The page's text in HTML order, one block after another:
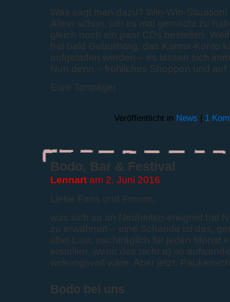
Was sagt man dazu? Win-Win-Situation!
Allein schon, um es mal gemacht zu
gleich noch ein paar CDs bestellen.
hat bald Geburtstag, das Karma-Konto
aufgeladen werden – es lassen sich
Nun denn – fröhliches Shoppen und auf
Eure Tonträger
Veröffentlicht in News 1
Bodo, Bar & Festival
Lennartam 2. Juni 2016
Liebe Fans und Finnen,
was sich so an Neuheiten ereignet hat
zu erwähnen – eine Schande ist das,
übel Lust, nachträglich für jeden Monat
erstellen, wenn das nicht a) so
wirkungsvoll wäre. Aber jetzt,
Bodo bei uns